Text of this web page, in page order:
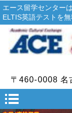
エース留学センター
ELTIS英語テストを
〒460-0008 名